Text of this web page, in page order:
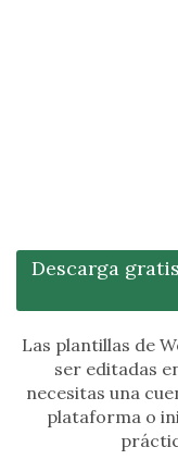
Descarga
Las plantillas de
ser editadas
necesitas una
plataforma o